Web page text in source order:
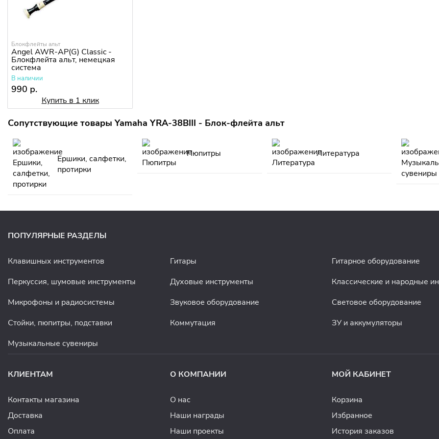
Блокфлейты альт
Angel AWR-AP(G) Classic -
Блокфлейта альт, немецкая
система
В наличии
990 р.
Купить в 1 клик
Сопутствующие товары Yamaha YRA-38BIII - Блок-флейта альт
Ершики, салфетки,
протирки
Пюпитры Литература
ПОПУЛЯРНЫЕ РАЗДЕЛЫ
Клавишных инструментов Гитары Гитарное оборудование
Перкуссия, шумовые инструменты
Духовые инструменты Классические и народные
Микрофоны и радиосистемы
Звуковое оборудование Световое оборудование
Стойки, пюпитры, подставки
Коммутация ЗУ и аккумуляторы
Музыкальные сувениры
КЛИЕНТАМ
Контакты магазина
Доставка
Оплата
О КОМПАНИИ
О нас
Наши награды
Наши проекты
МОЙ КАБИНЕТ
Корзина
Избранное
История заказов